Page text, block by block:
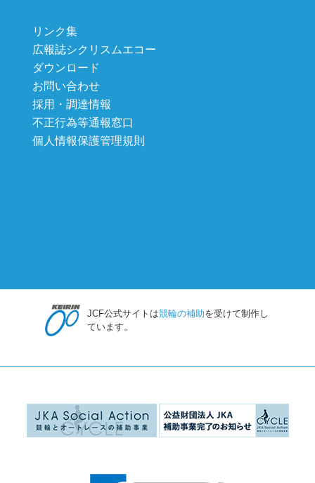
リンク集
広報誌シクリスムエコー
ダウンロード
お問い合わせ
採用・調達情報
不正行為等通報窓口
個人情報保護管理規則
JCF公式サイトは競輪の補助を受けて制作し
ています。